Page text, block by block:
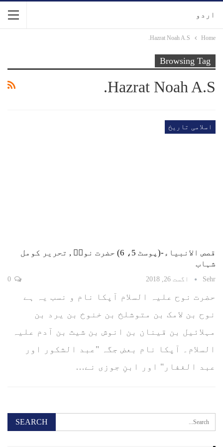
اردو
Home
Hazrat Noah A.S.
Browsing Tag
Hazrat Noah A.S.
اسلامی تاریخ
قصص الانبیاء-(پوسٹ 5، 6) حضرت نوحؑ , تحریر کومل
شہاب
Sehr اگست 26, 2018
حضرت نوح علیہ السلام آپکا نام و نسب یہ ہے
نوح بن لامک بن متوشلخ بن خنوخ بن یرد بن
مہلائیل بن قینان بن انوش بن شیث بن آدم علیہ
السلام۔ آپکا نام بعض جگہ "عبد الشکور اور
عبد الغفار" اور ابنِ جوزی نے…